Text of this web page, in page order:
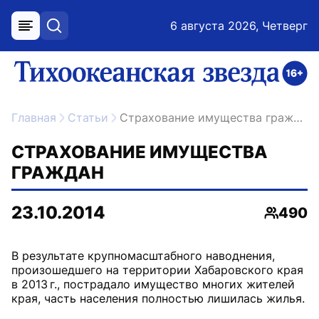
меню поиск 6 августа 2026, Четверг
ссылка на главную
Главная Статьи Страхование имущества граждан
СТРАХОВАНИЕ ИМУЩЕСТВА
ГРАЖДАН
23.10.2014
490
В результате крупномасштабного наводнения,
произошедшего на территории Хабаровского края
в 2013 г., пострадало имущество многих жителей
края, часть населения полностью лишилась жилья.